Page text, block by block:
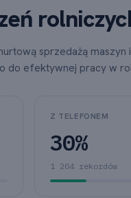
sprzedażą maszyn
do efektywnej pracy w
Z TELEFONEM
30%
1 204 rekordów